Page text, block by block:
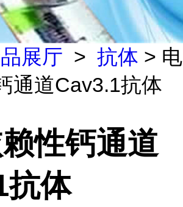
展厅 > 抗体 > 电
通道Cav3.1抗体
性钙通道
抗体